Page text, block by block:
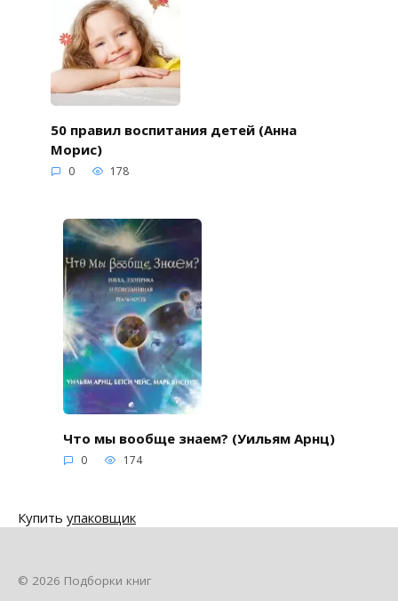
50 правил воспитания детей (Анна
Морис)
0 178
Что мы вообще знаем? (Уильям Арнц)
0 174
Купить упаковщик
© 2026 Подборки книг